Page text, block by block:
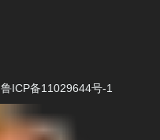
鲁ICP备11029644号-1